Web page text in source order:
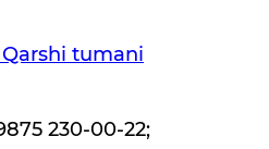
tumani
230-00-22;